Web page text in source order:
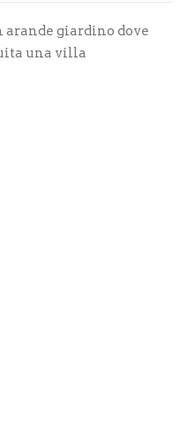
giardino dove
una villa